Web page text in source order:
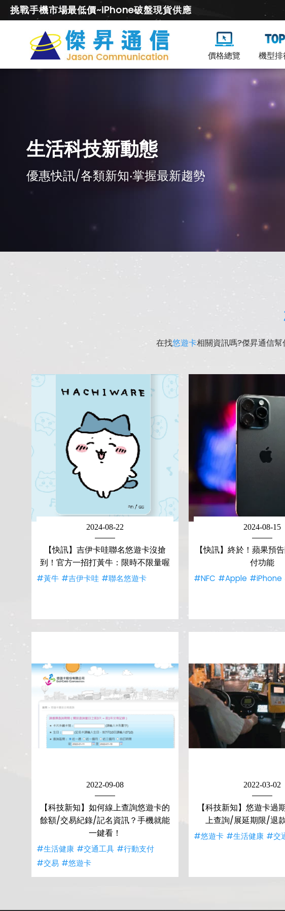
挑戰手機市場最低價~iPhone破盤現貨供應
價格總覽 機型排
生活科技新動態
優惠快訊/各類新知‧掌握最新趨勢
在找悠遊卡相關資訊嗎?傑昇通信幫
2024-08-22
【快訊】吉伊卡哇聯名悠遊卡沒搶
到！官方一招打黃牛：限時不限量喔
#黃牛 #吉伊卡哇 #聯名悠遊卡
2024-08-15
【快訊】終於！蘋果預
付功能
#NFC #Apple #iPhone
2022-09-08
【科技新知】如何線上查詢悠遊卡的
餘額/交易紀錄/記名資訊？手機就能
一鍵看！
#生活健康 #交通工具 #行動支付
#交易 #悠遊卡
2022-03-02
【科技新知】悠遊卡過
上查詢/展延期限/退
#悠遊卡 #生活健康 #交